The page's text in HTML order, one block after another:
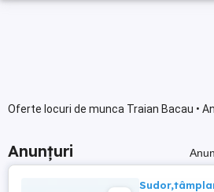
Oferte locuri de munca Traian Bacau •
Anunțuri